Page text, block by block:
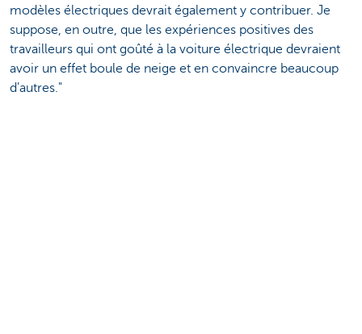
modèles électriques devrait également y contribuer. Je
suppose, en outre, que les expériences positives des
travailleurs qui ont goûté à la voiture électrique devraient
avoir un effet boule de neige et en convaincre beaucoup
d'autres."